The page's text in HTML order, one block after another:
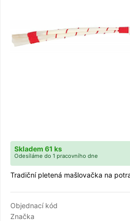
Skladem 61 ks
Odesíláme do 1 pracovního dne
Tradiční pletená mašlovačka na
Objednací kód
Značka